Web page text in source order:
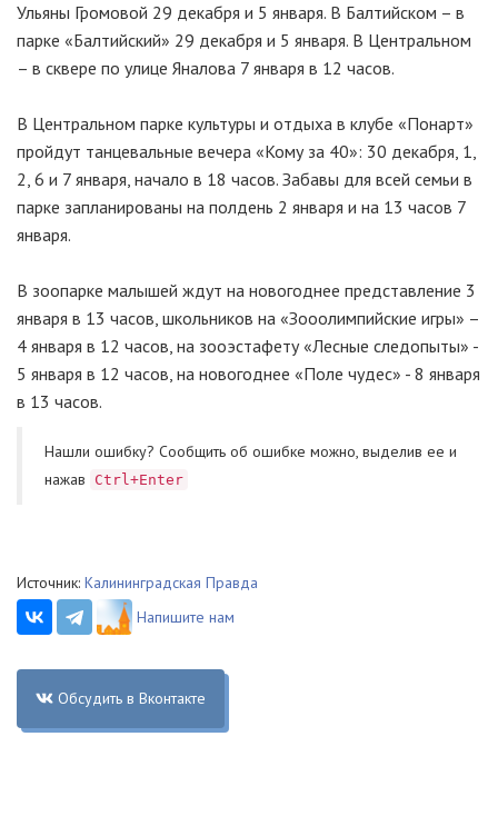
Ульяны Громовой 29 декабря и 5 января. В Балтийском – в
парке «Балтийский» 29 декабря и 5 января. В Центральном
– в сквере по улице Яналова 7 января в 12 часов.
В Центральном парке культуры и отдыха в клубе «Понарт»
пройдут танцевальные вечера «Кому за 40»: 30 декабря, 1,
2, 6 и 7 января, начало в 18 часов. Забавы для всей семьи в
парке запланированы на полдень 2 января и на 13 часов 7
января.
В зоопарке малышей ждут на новогоднее представление 3
января в 13 часов, школьников на «Зооолимпийские игры» –
4 января в 12 часов, на зооэстафету «Лесные следопыты» -
5 января в 12 часов, на новогоднее «Поле чудес» - 8 января
в 13 часов.
Нашли ошибку? Cообщить об ошибке можно, выделив ее и
нажав
Ctrl+Enter
Источник: Калининградская Правда
Напишите нам
Обсудить в Вконтакте